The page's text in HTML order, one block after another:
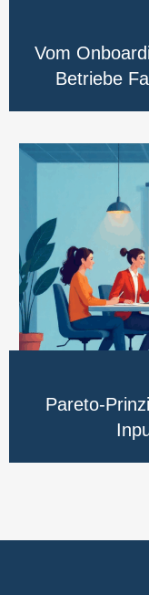
Vom
Betriebe
Pareto-